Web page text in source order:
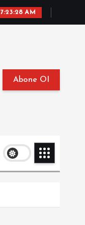
7:23:29 AM
Abone Ol